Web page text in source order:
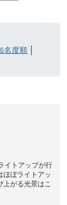
名度順
イトアップが行
ほぼライトアッ
がる光景はこ